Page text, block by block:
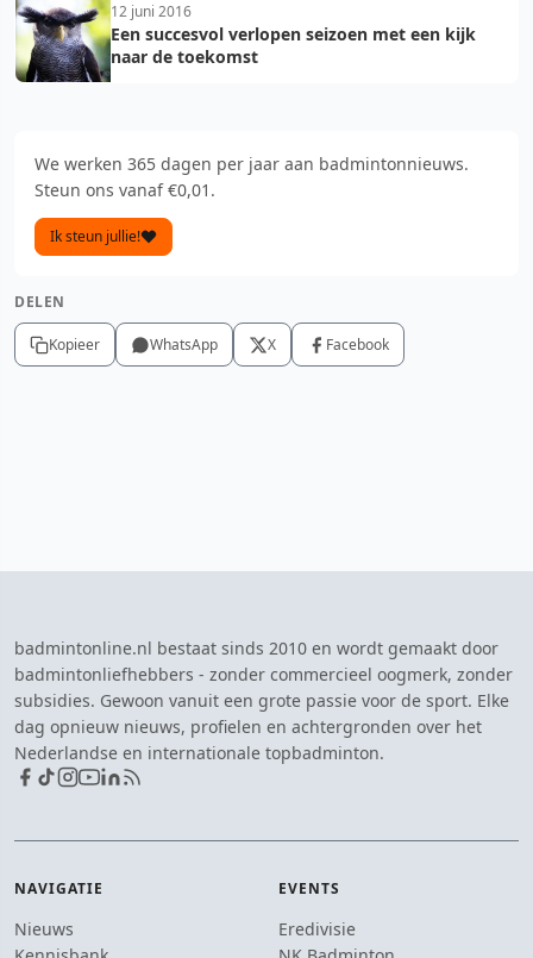
12 juni 2016
Een succesvol verlopen seizoen met een kijk
naar de toekomst
We werken 365 dagen per jaar aan badmintonnieuws.
Steun ons vanaf €0,01.
Ik steun jullie!
DELEN
Kopieer WhatsApp X Facebook
badmintonline.nl bestaat sinds 2010 en wordt gemaakt door
badmintonliefhebbers - zonder commercieel oogmerk, zonder
subsidies. Gewoon vanuit een grote passie voor de sport. Elke
dag opnieuw nieuws, profielen en achtergronden over het
Nederlandse en internationale topbadminton.
NAVIGATIE
Nieuws
EVENTS
Eredivisie